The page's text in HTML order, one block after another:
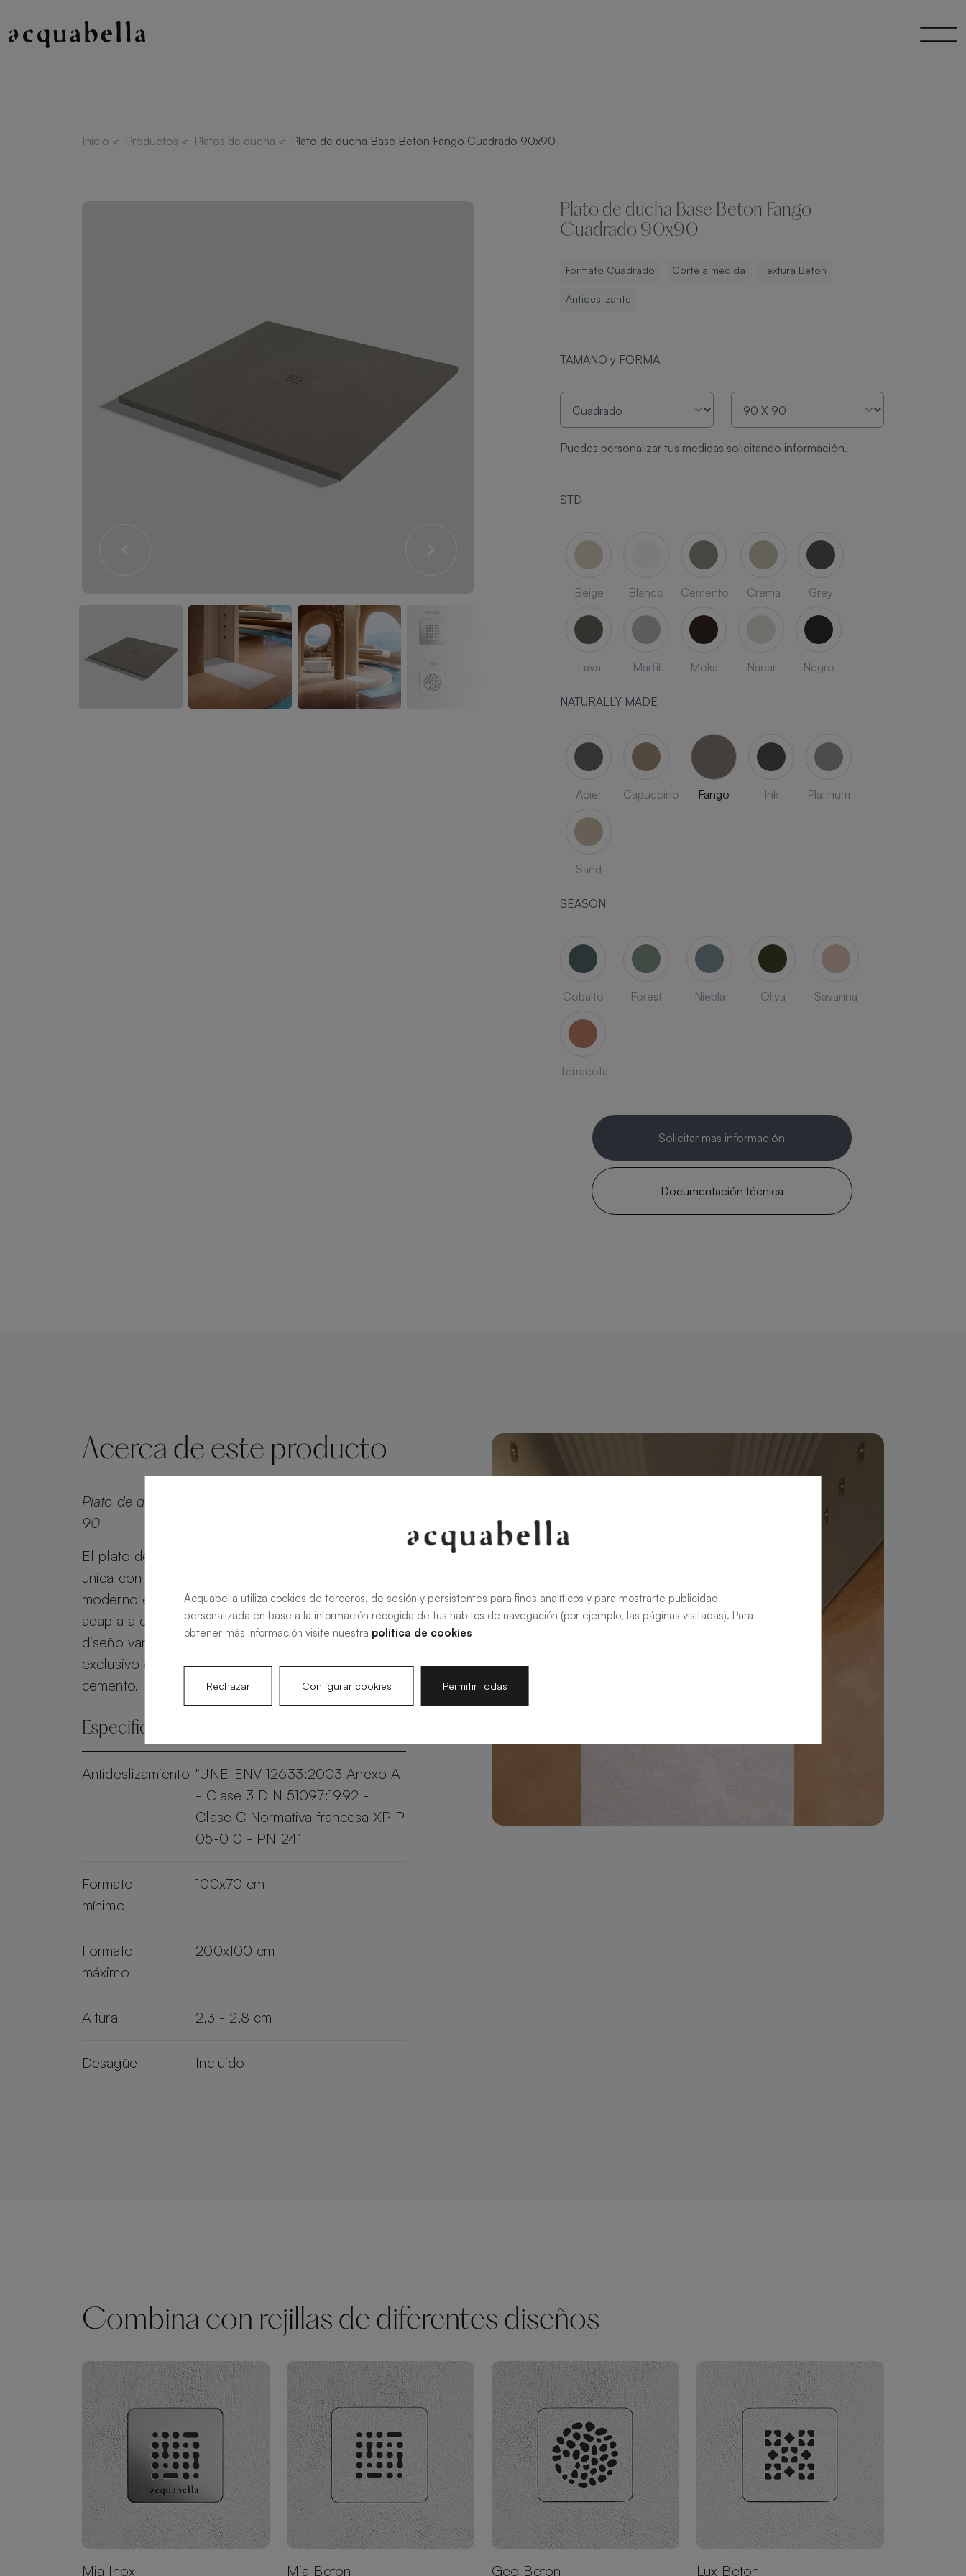
Inicio < Productos < Platos de ducha < Plato de ducha Base Beton Fango Cuadrado 90x90
Plato de ducha Base Beton Fango
Cuadrado 90x90
Formato Cuadrado Corte a medida Textura Beton
Antideslizante
TAMAÑO y FORMA
Puedes personalizar tus medidas solicitando información.
STD
Beige Blanco Cemento Crema Grey
Lava Marfil Moka Nacar Negro
NATURALLY MADE
Acier Capuccino Fango Ink Platinum
Sand
SEASON
Cobalto Forest Niebla Oliva Savanna
Terracota
Solicitar más información
Documentación técnica
Acerca de este producto
Plato de ducha Base Beton Fango Cuadrado 90 X
90
El plato de ducha Base Beton ofrece una estética
única con textura cemento, ideal para crear un baño
moderno e industrial. Fabricado a medida, se
adapta a cualquier espacio y garantiza resistencia y
diseño vanguardista. Dale a tu baño un toque
exclusivo con Base Beton y su acabado en
cemento.
Especificaciones técnicas
Antideslizamiento "UNE-ENV 12633:2003 Anexo A
- Clase 3 DIN 51097:1992 -
Clase C Normativa francesa XP P
05-010 - PN 24"
Formato
mínimo
100x70 cm
Formato
máximo
200x100 cm
Altura 2,3 - 2,8 cm
Desagüe Incluido
Combina con rejillas de diferentes diseños
Mia Inox Mia Beton Geo Beton Lux Beton
Acquabella utiliza cookies de terceros, de sesión y persistentes para fines analíticos y para mostrarte publicidad
personalizada en base a la información recogida de tus hábitos de navegación (por ejemplo, las páginas visitadas). Para
obtener más información visite nuestra política de cookies
Rechazar Configurar cookies Permitir todas